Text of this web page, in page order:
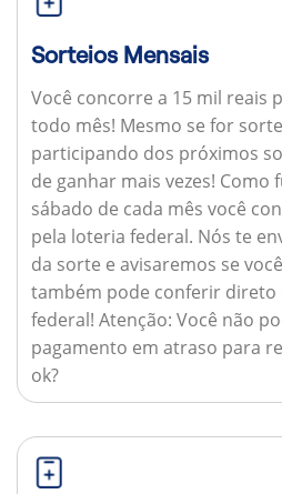
Sorteios Mensais
Você concorre a 15 mil reais
todo mês! Mesmo se for
participando dos próximos
de ganhar mais vezes! Como
sábado de cada mês você
pela loteria federal. Nós te
da sorte e avisaremos se
também pode conferir direto
federal! Atenção: Você não
pagamento em atraso para
ok?